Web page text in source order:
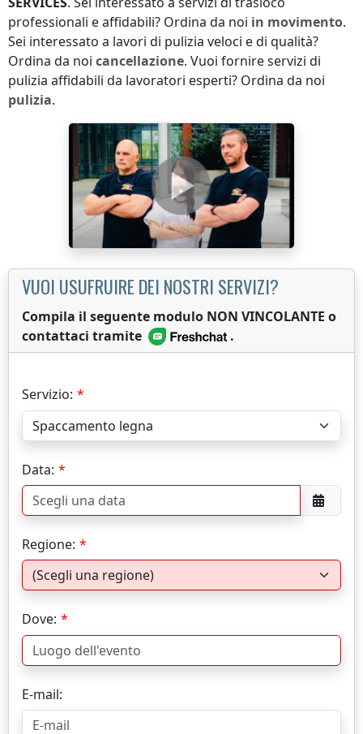
professionali e affidabili? Ordina da noi in movimento.
Sei interessato a lavori di pulizia veloci e di qualità?
Ordina da noi cancellazione. Vuoi fornire servizi di
pulizia affidabili da lavoratori esperti? Ordina da noi
pulizia.
VUOI USUFRUIRE DEI NOSTRI SERVIZI?
Compila il seguente modulo NON VINCOLANTE o
contattaci tramite
.
Servizio:
Data:
Regione:
Dove:
E-mail: